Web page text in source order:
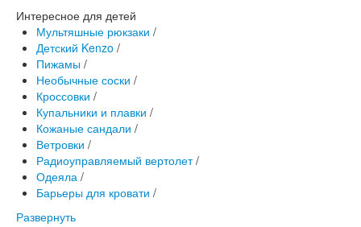
Интересное для детей
Мультяшные рюкзаки /
Детский Kenzo /
Пижамы /
Необычные соски /
Кроссовки /
Купальники и плавки /
Кожаные сандали /
Ветровки /
Радиоуправляемый вертолет /
Одеяла /
Барьеры для кровати /
Развернуть